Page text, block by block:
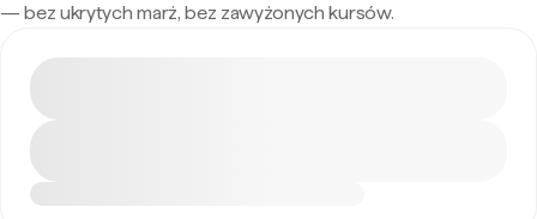
— bez ukrytych marż, bez zawyżonych kursów.